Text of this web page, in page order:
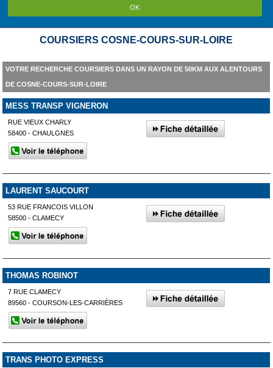
OK
COURSIERS COSNE-COURS-SUR-LOIRE
VOTRE RECHERCHE COURSIERS DANS UN RAYON DE 50KM AUX ALENTOURS
DE COSNE-COURS-SUR-LOIRE
MESS TRANSP VIGNERON
RUE VIEUX CHARLY
58400 - CHAULGNES
LAURENT SAUCOURT
53 RUE FRANCOIS VILLON
58500 - CLAMECY
THOMAS ROBINOT
7 RUE CLAMECY
89560 - COURSON-LES-CARRIÈRES
TRANS PHOTO EXPRESS